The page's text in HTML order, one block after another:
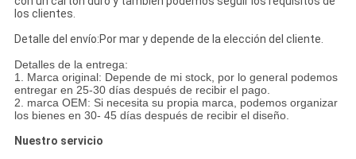
los clientes.
Detalle del envío:Por mar y depende de la elección del cliente.
Detalles de la entrega:
1. Marca original: Depende de mi stock, por lo general podemos
entregar en 25-30 días después de recibir el pago.
2. marca OEM: Si necesita su propia marca, podemos organizar
los bienes en 30- 45 días después de recibir el diseño.
Nuestro servicio